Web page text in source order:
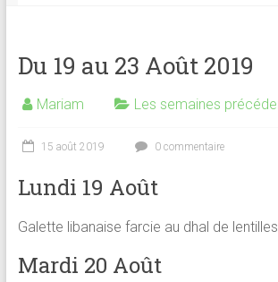
Du 19 au 23 Août 2019
Mariam Les semaines
15 août 2019 0 commentaire
Lundi 19 Août
Galette libanaise farcie au dhal de
Mardi 20 Août